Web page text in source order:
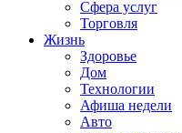
Сфера услуг
Торговля
Жизнь
Здоровье
Дом
Технологии
Афиша недели
Авто